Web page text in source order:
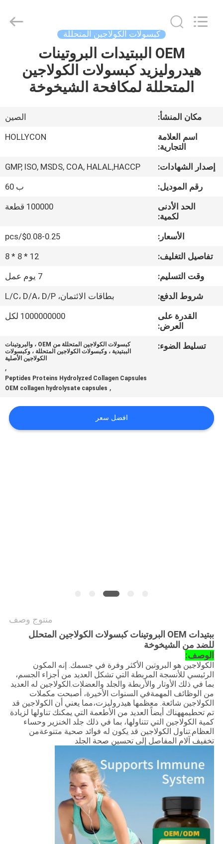
المنتجات
أشرطة
فيديو
حول
جولة
المعمل
ضبط
الجودة
جميع
القضايا
كبسولات الكولاجين المتحللة
OEM الببتيدات البروتينات
هيدروليزيد كبسولات الكولاجين
المتحللة لمكافحة الشيخوخة
مكان المنشأ:
الصين
اسم العلامة
التجارية:
HOLLYCON
إصدار الشهادات:
GMP, ISO, MSDS, COA, HALAL,HACCP
رقم الموديل:
ب 60
الحد الأدنى
لكمية:
100000 قطعة
الأسعار:
$0.08-0.25/pcs
تفاصيل التغليف:
12 * 8 * 8
وقت التسليم:
7 يوم عمل
شروط الدفع:
بطاقات الائتمان، L/C، D/A، D/P
القدرة على
العرض:
1000000000 لكل
تسليط الضوء:
كبسولات الكولاجين المتحللة من OEM ، والبروتينات
الببتيدية ، وكبسولات الكولاجين المتحللة ، وكبسولات
الكولاجين الأصلية
,
Peptides Proteins Hydrolyzed Collagen Capsules
,
OEM collagen hydrolysate capsules
افضل سعر
منتوج وصف
ببتيدات OEM البروتينات كبسولات الكولاجين المتحلل
للضد من الشيخوخة
الوصف:
الكولاجين هو البروتين الأكثر وفرة في جسمك. إنه المكون
الرئيسي للأنسجة المربطة التي تشكل العديد من أجزاء الجسم،
بما في ذلك الأوتار والأربطة والجلد والعضلات.الكولاجين له العديد
من الوظائف المهمةفي السنوات الأخيرة، أصبحت مكملات
الكولاجين شائعة. معظمها هيدروليزت،مما يعني أن الكولاجين قد
تم تحطيمههناك أيضاً العديد من الأطعمة التي يمكنك تناولها لزيادة
كمية الكولاجين التي تتناولها، بما في ذلك جلد الخنزير وحساء
العظام.تناول الكولاجين قد يكون له فوائد صحية متنوعةمن
تخفيف آلام المفاصل إلى تحسين صحة الجلد